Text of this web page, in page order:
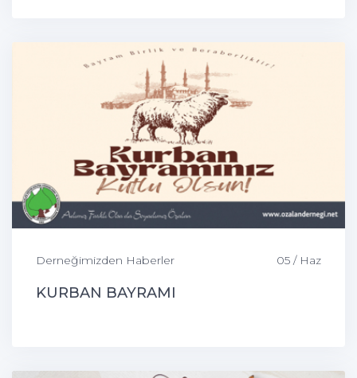
Derneğimizden Haberler 05 / Haz
KURBAN BAYRAMI